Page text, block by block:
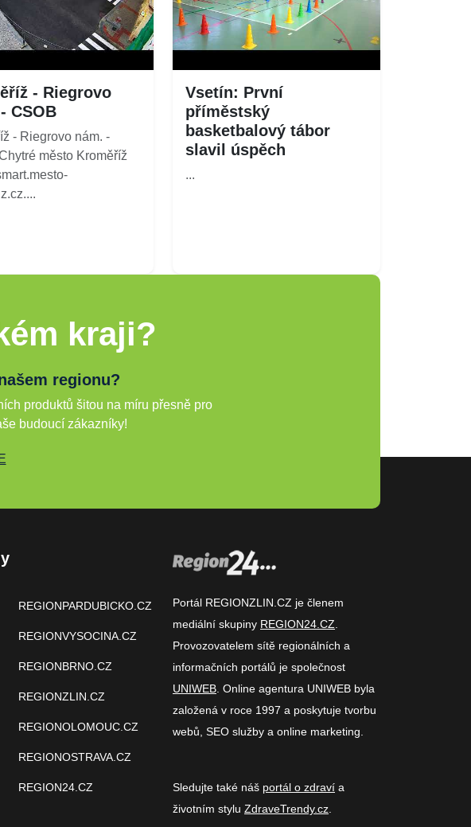
- Riegrovo
CSOB
- Riegrovo nám. -
město Kroměříž
Vsetín: První
příměstský
basketbalový tábor
slavil úspěch
...
kraji?
regionu?
produktů šitou na míru přesně pro
budoucí zákazníky!
REGIONPARDUBICKO.CZ
REGIONVYSOCINA.CZ
REGIONBRNO.CZ
REGIONZLIN.CZ
REGIONOLOMOUC.CZ
REGIONOSTRAVA.CZ
REGION24.CZ
Portál REGIONZLIN.CZ je členem
mediální skupiny REGION24.CZ
Provozovatelem sítě regionálních a
informačních portálů je společnost
UNIWEB . Online agentura UNIWEB byla
založená v roce 1997 a poskytuje tvorbu
webů, SEO služby a online marketing.
Sledujte také náš portál o zdraví a
životním stylu ZdraveTrendy.cz